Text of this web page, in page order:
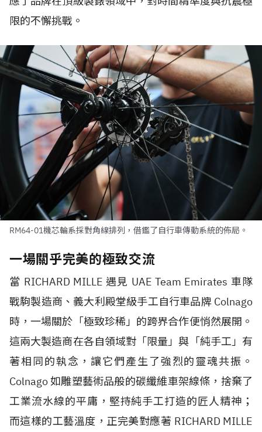
限的不懈挑戰。
RM64-01機芯輪系採對角線排列，借鑑了自行車傳動系統的佈局。
一場關乎完美的極致交流
當 RICHARD MILLE 遇見 UAE Team Emirates 車隊
戰駒製造商、義大利殿堂級手工自行車品牌 Colnago
時，一場關於「極致珍稀」的跨界合作便悄然展開。
這兩大製造商在各自領域對「限量」與「純手工」有
著相同的執念，讓它們產生了強烈的靈魂共振。
Colnago如雕塑藝術品般的碳纖維車架線條，捨棄了
工業流水線的平庸，堅持純手工打造的匠人精神；
而這樣的工藝溫度，正完美對應著 RICHARD MILLE